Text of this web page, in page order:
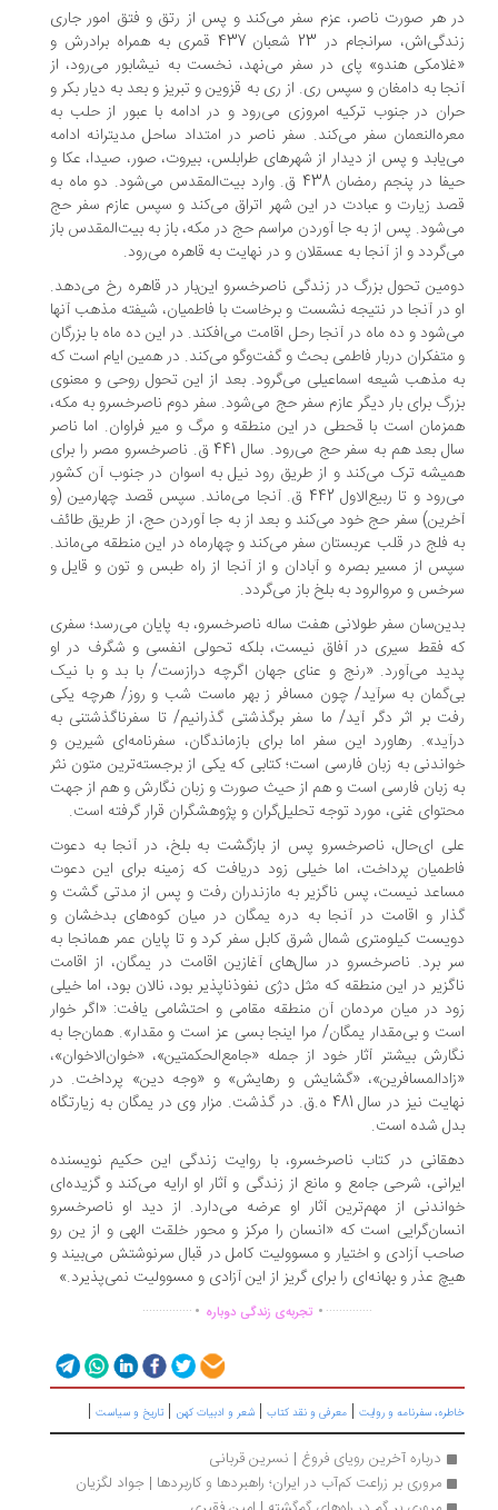
هر صورت ناصر، عزم سفر می‌کند و پس از رتق و فتق امور جاری
زندگی‌اش، سرانجام در 23 شعبان 437 قمری به همراه برادرش و
هندو» پای در سفر می‌نهد، نخست به نیشابور می‌رود، از
به دامغان و سپس ری. از ری به قزوین و تبریز و بعد به دیار بکر و
در جنوب ترکیه امروزی می‌رود و در ادامه با عبور از حلب به
سفر می‌کند. سفر ناصر در امتداد ساحل مدیترانه ادامه
و پس از دیدار از شهرهای طرابلس، بیروت، صور، صیدا، عکا و
حیفا در پنجم رمضان 438 ق. وارد بیت‌المقدس می‌شود. دو ماه به
زیارت و عبادت در این شهر اتراق می‌کند و سپس عازم سفر حج
می‌شود. پس از به جا آوردن مراسم حج در مکه، باز به بیت‎‌المقدس باز
و از آنجا به عسقلان و در نهایت به قاهره می‌رود.
تحول بزرگ در زندگی ناصرخسرو این‌بار در قاهره رخ می‌دهد.
در آنجا در نتیجه نشست و برخاست با فاطمیان، شیفته مذهب آنها
و ده ماه در آنجا رحل اقامت می‌افکند. در این ده ماه با بزرگان
دربار فاطمی بحث و گفت‌وگو می‌کند. در همین ایام است که
مذهب شیعه اسماعیلی می‌‌گرود. بعد از این تحول روحی و معنوی
برای بار دیگر عازم سفر حج می‌شود. سفر دوم ناصرخسرو به مکه،
است با قحطی در این منطقه و مرگ و میر فراوان. اما ناصر
سال بعد هم به سفر حج می‌رود. سال 441 ق. ناصرخسرو مصر را برای
ترک می‌کند و از طریق رود نیل به اسوان در جنوب آن کشور
می‌رود و تا ربیع‌الاول 442 ق. آنجا می‌ماند. سپس قصد چهارمین (و
سفر حج خود می‌کند و بعد از به جا آوردن حج، از طریق طائف
فلج در قلب عربستان سفر می‌کند و چهارماه در این منطقه می‌ماند.
از مسیر بصره و آبادان و از آنجا از راه طبس و تون و قایل و
و مروالرود به بلخ باز می‌گردد.
سفر طولانی هفت ساله‌ ناصرخسرو، به پایان می‌رسد؛ سفری
فقط سیری در آفاق نیست، بلکه تحولی انفسی و شگرف در او
می‌آورد. «رنج و عنای جهان اگرچه درازست/ با بد و با نیک
به سرآید/ چون مسافر ز بهر ماست شب و روز/ هرچه یکی
بر اثر دگر آید/ ما سفر برگذشتی گذرانیم/ تا سفرناگذشتنی به
رهاورد این سفر اما برای بازماندگان، سفرنامه‌ای شیرین و
به زبان فارسی است؛ کتابی که یکی از برجسته‌ترین متون نثر
زبان فارسی است و هم از حیث صورت و زبان نگارش و هم از جهت
غنی، مورد توجه تحلیل‌گران و پژوهشگران قرار گرفته است.
‌ای‌حال، ناصرخسرو پس از بازگشت به بلخ، در آنجا به دعوت
پرداخت، اما خیلی زود دریافت که زمینه برای این دعوت
نیست، پس ناگزیر به مازندران رفت و پس از مدتی گشت و
و اقامت در آنجا به دره یمگان در میان کوه‌های بدخشان و
کیلومتری شمال شرق کابل سفر کرد و تا پایان عمر همانجا به
‌برد. ناصرخسرو در سال‌های آغازین اقامت در یمگان، از اقامت
در این منطقه که مثل دژی نفوذناپذیر بود، نالان بود، اما خیلی
در میان مردمان آن منطقه مقامی و احتشامی یافت: «اگر خوار
و بی‌مقدار یمگان/ مرا اینجا بسی عز است و مقدار». همان‌جا به
بیشتر آثار خود از جمله «جامع‌الحکمتین»، «خوان‌الاخوان»،
«گشایش و رهایش» و «وجه دین» پرداخت. در
نهایت نیز در سال 481 ه.ق. در گذشت. مزار وی در یمگان به زیارتگاه
شده است.
در کتاب ناصرخسرو، با روایت زندگی این حکیم نویسنده
شرحی جامع و مانع از زندگی و آثار او ارایه می‌کند و گزیده‌ای
از مهم‌ترین آثار او عرضه می‌دارد. از دید او ناصرخسرو
است که «انسان را مرکز و محور خلقت الهی و از ین رو
آزادی و اختیار و مسوولیت کامل در قبال سرنوشتش می‌بیند و
عذر و بهانه‌ای را برای گریز از این آزادی و مسوولیت نمی‌پذیرد.»
................تجربه‌ی زندگی دوباره ...............
سفرنامه‌ و روایت|معرفی و نقد کتاب|شعر و ادبیات کهن|تاریخ و سیاست|
درباره آخرین رویای فروغ | نسرین قربانی
مروری بر زراعت کم‌آب در ایران؛ راهبردها و کاربردها | جواد لگزیان